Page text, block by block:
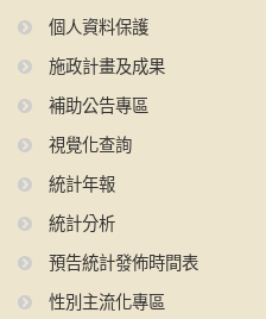
個人資料保護
施政計畫及成果
補助公告專區
視覺化查詢
統計年報
統計分析
預告統計發佈時間表
性別主流化專區